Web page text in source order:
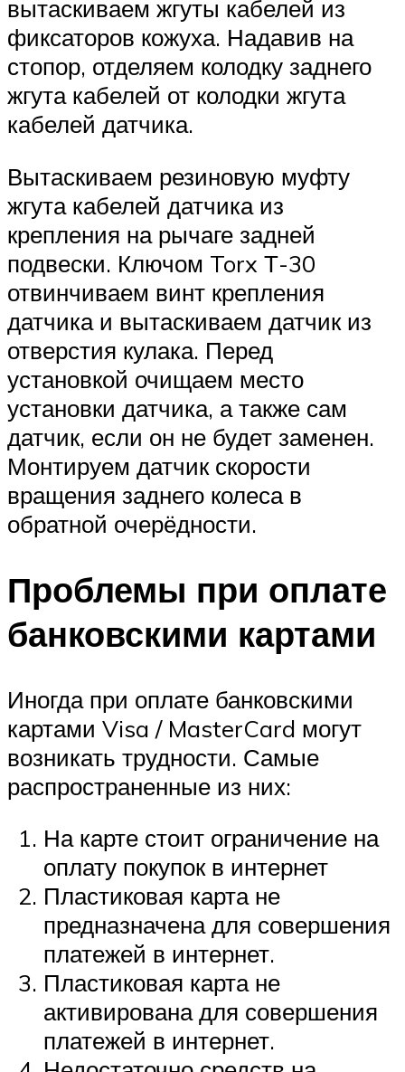
вытаскиваем жгуты кабелей из
фиксаторов кожуха. Надавив на
стопор, отделяем колодку заднего
жгута кабелей от колодки жгута
кабелей датчика.
Вытаскиваем резиновую муфту
жгута кабелей датчика из
крепления на рычаге задней
подвески. Ключом Torx Т-30
отвинчиваем винт крепления
датчика и вытаскиваем датчик из
отверстия кулака. Перед
установкой очищаем место
установки датчика, а также сам
датчик, если он не будет заменен.
Монтируем датчик скорости
вращения заднего колеса в
обратной очерёдности.
Проблемы при оплате
банковскими картами
Иногда при оплате банковскими
картами Visa / MasterCard могут
возникать трудности. Самые
распространенные из них:
На карте стоит ограничение на
оплату покупок в интернет
Пластиковая карта не
предназначена для совершения
платежей в интернет.
Пластиковая карта не
активирована для совершения
платежей в интернет.